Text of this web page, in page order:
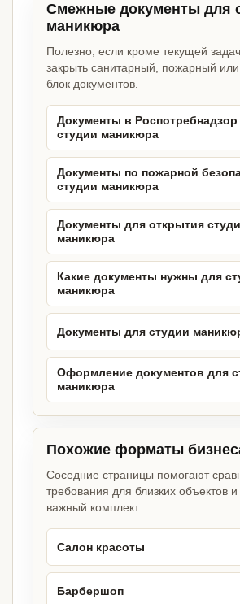
Смежные документы для
маникюра
Полезно, если кроме текущей
закрыть санитарный, пожарный или
блок документов.
Документы в Роспотребнадзор
студии маникюра
Документы по пожарной
студии маникюра
Документы для открытия
маникюра
Какие документы нужны для
маникюра
Документы для студии
Оформление документов для
маникюра
Похожие форматы
Соседние страницы помогают
требования для близких объектов
важный комплект.
Салон красоты
Барбершоп